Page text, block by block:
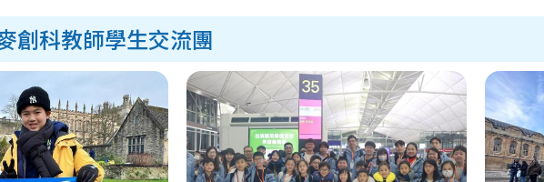
創科教師學生交流團